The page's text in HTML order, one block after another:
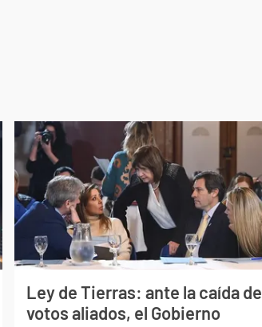
Ley de Tierras: ante la caída de
votos aliados, el Gobierno